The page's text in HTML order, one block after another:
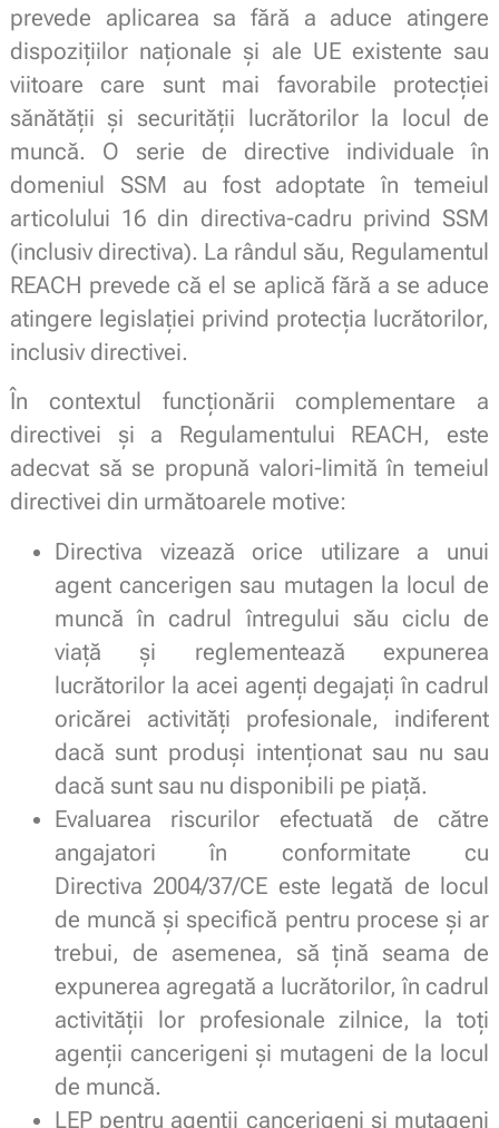
prevede aplicarea sa fără a aduce atingere
dispozițiilor naționale și ale UE existente sau
viitoare care sunt mai favorabile protecției
sănătății și securității lucrătorilor la locul de
muncă. O serie de directive individuale în
domeniul SSM au fost adoptate în temeiul
articolului 16 din directiva-cadru privind SSM
(inclusiv directiva). La rândul său, Regulamentul
REACH prevede că el se aplică fără a se aduce
atingere legislației privind protecția lucrătorilor,
inclusiv directivei.
În contextul funcționării complementare a
directivei și a Regulamentului REACH, este
adecvat să se propună valori-limită în temeiul
directivei din următoarele motive:
Directiva vizează orice utilizare a unui
agent cancerigen sau mutagen la locul de
muncă în cadrul întregului său ciclu de
viață și reglementează expunerea
lucrătorilor la acei agenți degajați în cadrul
oricărei activități profesionale, indiferent
dacă sunt produși intenționat sau nu sau
dacă sunt sau nu disponibili pe piață.
Evaluarea riscurilor efectuată de către
angajatori în conformitate cu
Directiva 2004/37/CE este legată de locul
de muncă și specifică pentru procese și ar
trebui, de asemenea, să țină seama de
expunerea agregată a lucrătorilor, în cadrul
activității lor profesionale zilnice, la toți
agenții cancerigeni și mutageni de la locul
de muncă.
LEP pentru agenții cancerigeni și mutageni